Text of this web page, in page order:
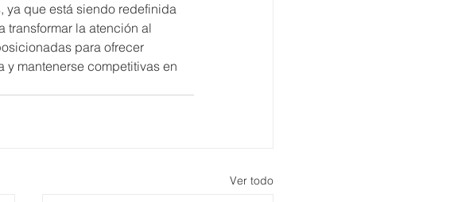
ya que está siendo redefinida
la atención al
para ofrecer
mantenerse competitivas en
Ver todo